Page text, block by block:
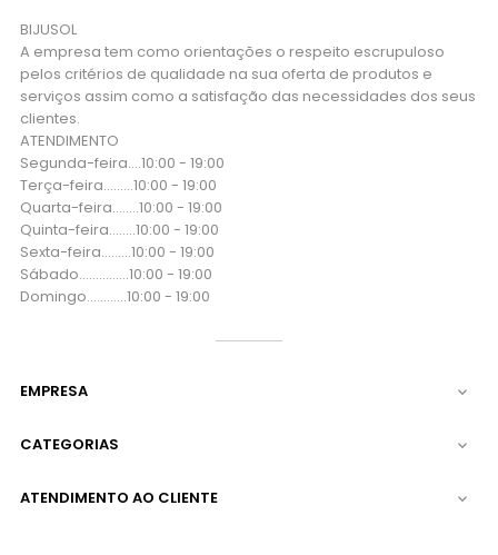
BIJUSOL
A empresa tem como orientações o respeito escrupuloso
pelos critérios de qualidade na sua oferta de produtos e
serviços assim como a satisfação das necessidades dos seus
clientes.
ATENDIMENTO
Segunda-feira....10:00 - 19:00
Terça-feira....…..10:00 - 19:00
Quarta-feira...…..10:00 - 19:00
Quinta-feira..…...10:00 - 19:00
Sexta-feira...…...10:00 - 19:00
Sábado..….….…..10:00 - 19:00
Domingo..….…...10:00 - 19:00
EMPRESA 
CATEGORIAS 
ATENDIMENTO AO CLIENTE 